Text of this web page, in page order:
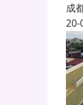
成
20-